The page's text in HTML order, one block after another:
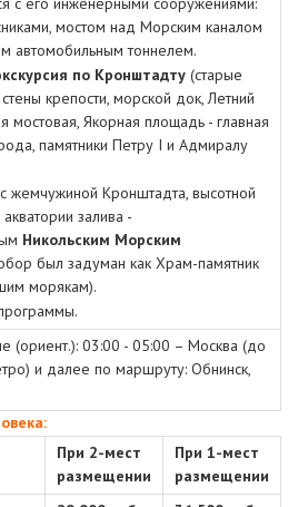
мостом над Морским каналом
автомобильным тоннелем.
по Кронштадту (старые
крепости, морской док, Летний
мостовая, Якорная площадь - главная
памятники Петру I и Адмиралу
жемчужиной Кронштадта, высотной
залива -
Никольским Морским
был задуман как Храм-памятник
морякам).
(ориент.): 03:00 - 05:00 – Москва (до
и далее по маршруту: Обнинск,
При 2-мест
размещении
При 1-мест
размещении